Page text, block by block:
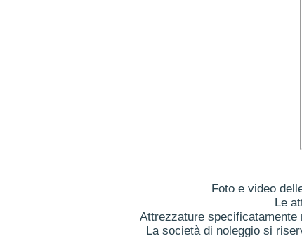
Foto e video
Le
Attrezzature
La società di noleggio si